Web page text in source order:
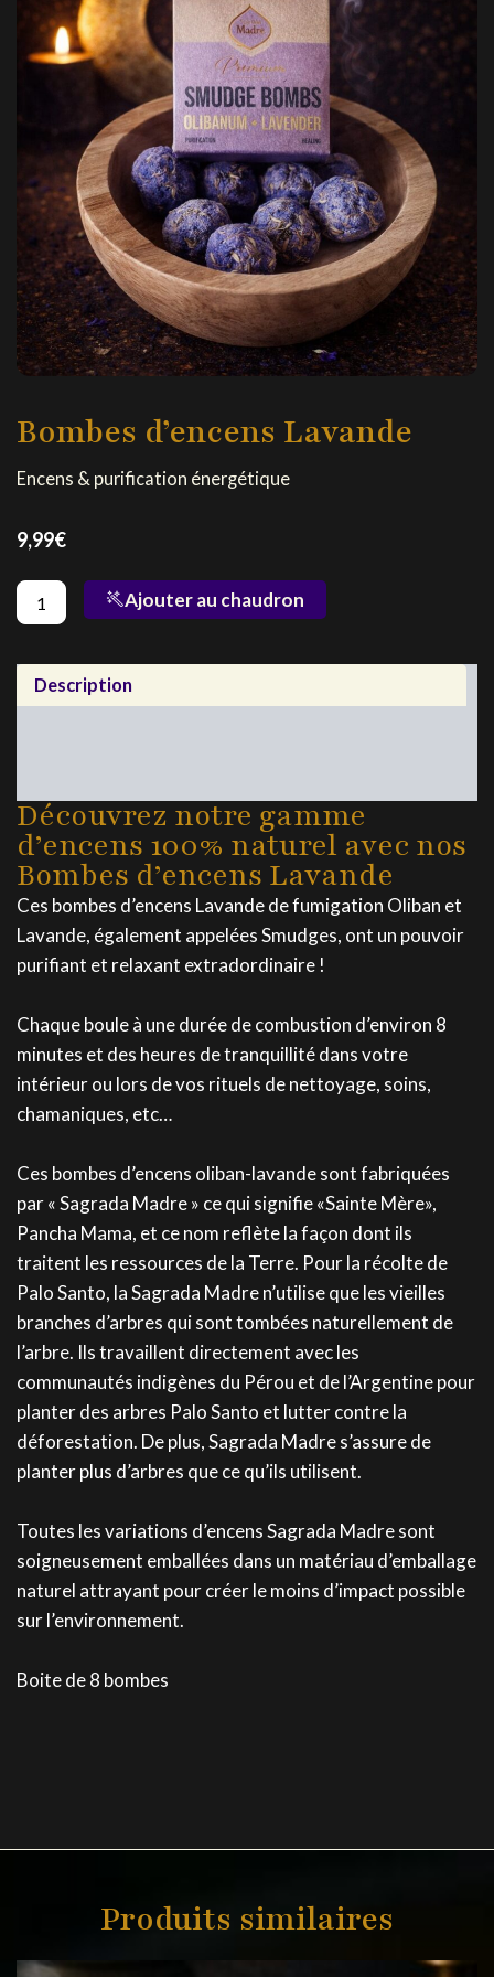
Bombes d’encens Lavande
Encens & purification énergétique
9,99€
quantité
Lavande
Ajouter au chaudron
Description
Découvrez notre gamme
d’encens 100% naturel avec nos
Bombes d’encens Lavande
Ces bombes d’encens Lavande de fumigation Oliban et
Lavande, également appelées Smudges, ont un pouvoir
purifiant et relaxant extradordinaire !
Chaque boule à une durée de combustion d’environ 8
minutes et des heures de tranquillité dans votre
intérieur ou lors de vos rituels de nettoyage, soins,
chamaniques, etc…
Ces bombes d’encens oliban-lavande sont fabriquées
par « Sagrada Madre » ce qui signifie «Sainte Mère»,
Pancha Mama, et ce nom reflète la façon dont ils
traitent les ressources de la Terre. Pour la récolte de
Palo Santo, la Sagrada Madre n’utilise que les vieilles
branches d’arbres qui sont tombées naturellement de
l’arbre. Ils travaillent directement avec les
communautés indigènes du Pérou et de l’Argentine pour
planter des arbres Palo Santo et lutter contre la
déforestation. De plus, Sagrada Madre s’assure de
planter plus d’arbres que ce qu’ils utilisent.
Toutes les variations d’encens Sagrada Madre sont
soigneusement emballées dans un matériau d’emballage
naturel attrayant pour créer le moins d’impact possible
sur l’environnement.
Boite de 8 bombes
Produits similaires